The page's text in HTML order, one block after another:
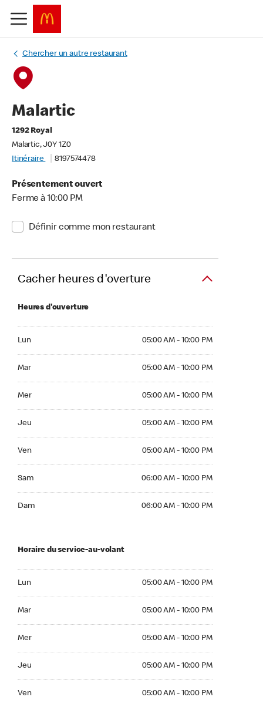
Chercher un autre restaurant
Malartic
1292 Royal
Malartic, J0Y 1Z0
Itinéraire
8197574478
Présentement ouvert
Ferme à 10:00 PM
Définir comme mon restaurant
Cacher heures d'overture
Heures d'ouverture
Lun 05:00 AM - 10:00 PM
Mar 05:00 AM - 10:00 PM
Mer 05:00 AM - 10:00 PM
Jeu 05:00 AM - 10:00 PM
Ven 05:00 AM - 10:00 PM
Sam 06:00 AM - 10:00 PM
Dam 06:00 AM - 10:00 PM
Horaire du service-au-volant
Lun 05:00 AM - 10:00 PM
Mar 05:00 AM - 10:00 PM
Mer 05:00 AM - 10:00 PM
Jeu 05:00 AM - 10:00 PM
Ven 05:00 AM - 10:00 PM